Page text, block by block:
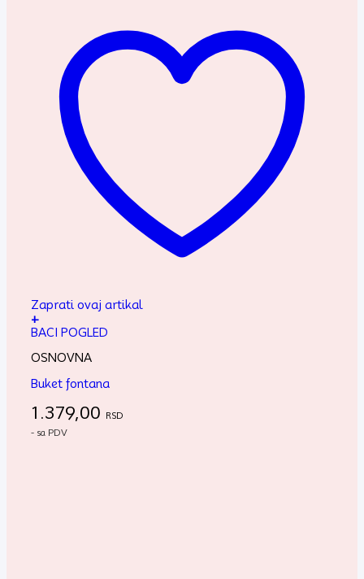
Zaprati ovaj artikal
+
BACI POGLED
OSNOVNA
Buket fontana
1.379,00 RSD
- sa PDV